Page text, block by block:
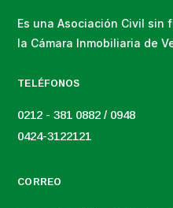
Es una Asociación Civil sin
la Cámara Inmobiliaria de
TELÉFONOS
0212 - 381 0882 / 0948
0424-3122121
CORREO